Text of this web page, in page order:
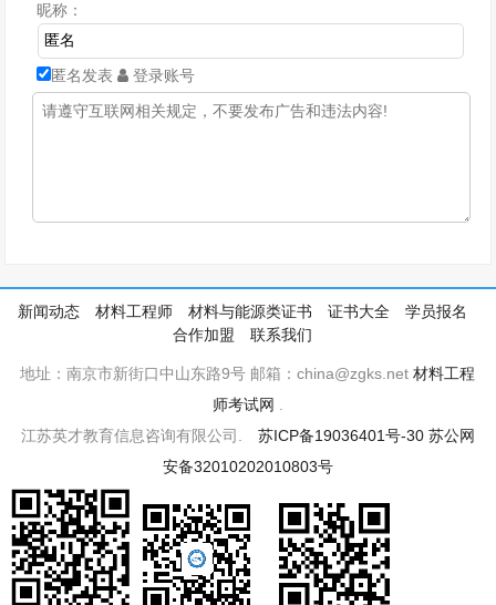
昵称：
匿名发表 登录账号
新闻动态 材料工程师 材料与能源类证书 证书大全
学员报名
合作加盟
联系我们
地址：南京市新街口中山东路9号 邮箱：china@zgks.net材料工程
师考试网
江苏英才教育信息咨询有限公司. 苏ICP备19036401号-30 苏公网
安备32010202010803号